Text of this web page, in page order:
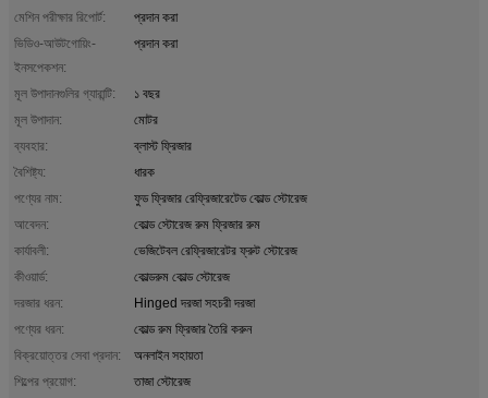
মেশিন পরীক্ষার রিপোর্ট:
প্রদান করা
ভিডিও-আউটগোয়িং-
ইনসপেকশন:
প্রদান করা
মূল উপাদানগুলির গ্যারান্টি:
১ বছর
মূল উপাদান:
মোটর
ব্যবহার:
ব্লাস্ট ফ্রিজার
বৈশিষ্ট্য:
ধারক
পণ্যের নাম:
ফুড ফ্রিজার রেফ্রিজারেটেড কোল্ড স্টোরেজ
আবেদন:
কোল্ড স্টোরেজ রুম ফ্রিজার রুম
কার্যাবলী:
ভেজিটেবল রেফ্রিজারেটর ফ্রুট স্টোরেজ
কীওয়ার্ড:
কোল্ডরুম কোল্ড স্টোরেজ
দরজার ধরন:
Hinged দরজা সহচরী দরজা
পণ্যের ধরন:
কোল্ড রুম ফ্রিজার তৈরি করুন
বিক্রয়োত্তর সেবা প্রদান:
অনলাইন সহায়তা
শিল্পের প্রয়োগ:
তাজা স্টোরেজ